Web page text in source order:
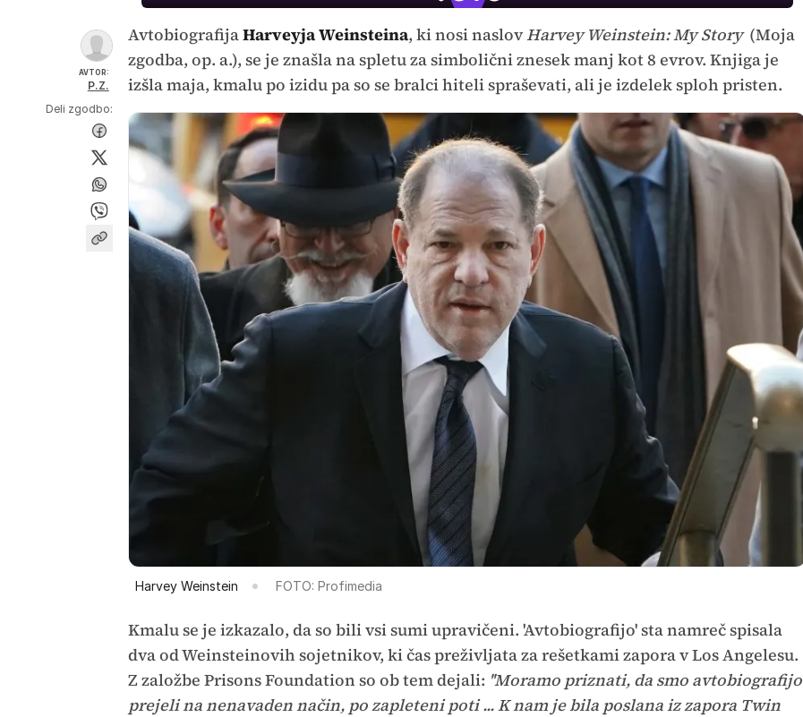
AVTOR:
P.Z.
Deli zgodbo:
AvtobiografijaHarveyja Weinsteina, ki nosi naslovHarvey Weinstein: My Story (Moja
zgodba, op. a.), se je znašla na spletu za simbolični znesek manj kot 8 evrov. Knjiga je
izšla maja, kmalu po izidu pa so se bralci hiteli spraševati, ali je izdelek sploh pristen.
Harvey Weinstein FOTO: Profimedia
Kmalu se je izkazalo, da so bili vsi sumi upravičeni. 'Avtobiografijo' sta namreč spisala
dva od Weinsteinovih sojetnikov, ki čas preživljata za rešetkami zapora v Los Angelesu.
Z založbe Prisons Foundation so ob tem dejali: ''Moramo priznati, da smo avtobiografijo
prejeli na nenavaden način, po zapleteni poti ... K nam je bila poslana iz zapora Twin